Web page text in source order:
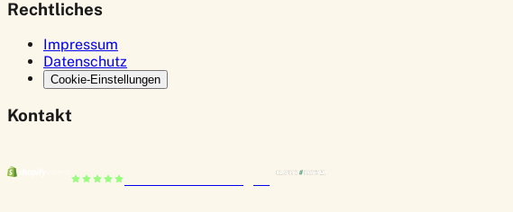
Rechtliches
Impressum
Datenschutz
Cookie-Einstellungen
Kontakt